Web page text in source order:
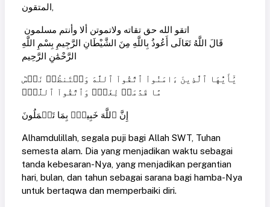
المتقون,
اتقو الله حق تقاته ولاتموتن ألا وأنتم مسلمون
قَالَ اللَّهُ تَعَالَى أَعُوذُ بِاللَّهِ مِنَ الشَّيْطَانِ الرَّجِيمِ بِسْمِ اللَّهِ
الرَّحْمَٰنِ الرَّحِيم
يَٰٓأَيُّهَا ٱلَّذِينَ ءَامَنُواْ ٱتَّقُواْ ٱللَّهَ وَلۡتَنظُرۡ نَفۡسٞ
إِنَّ ٱللَّهَ خَبِيرُۢ بِمَا تَعۡمَلُونَ
Alhamdulillah, segala puji bagi Allah SWT, Tuhan
semesta alam. Dia yang menjadikan waktu sebagai
tanda kebesaran-Nya, yang menjadikan pergantian
hari, bulan, dan tahun sebagai sarana bagi hamba-Nya
untuk bertaqwa dan memperbaiki diri.